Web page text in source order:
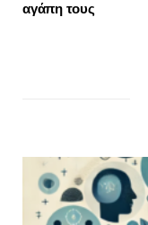
αγάπη τους